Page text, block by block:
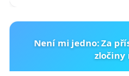
Není mi jedno: Za
zločiny